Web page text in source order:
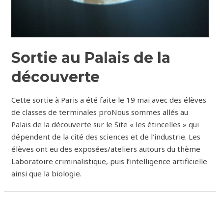
Sortie au Palais de la
découverte
Cette sortie à Paris a été faite le 19 mai avec des élèves
de classes de terminales proNous sommes allés au
Palais de la découverte sur le Site « les étincelles » qui
dépendent de la cité des sciences et de l’industrie. Les
élèves ont eu des exposées/ateliers autours du thème
Laboratoire criminalistique, puis l’intelligence artificielle
ainsi que la biologie.